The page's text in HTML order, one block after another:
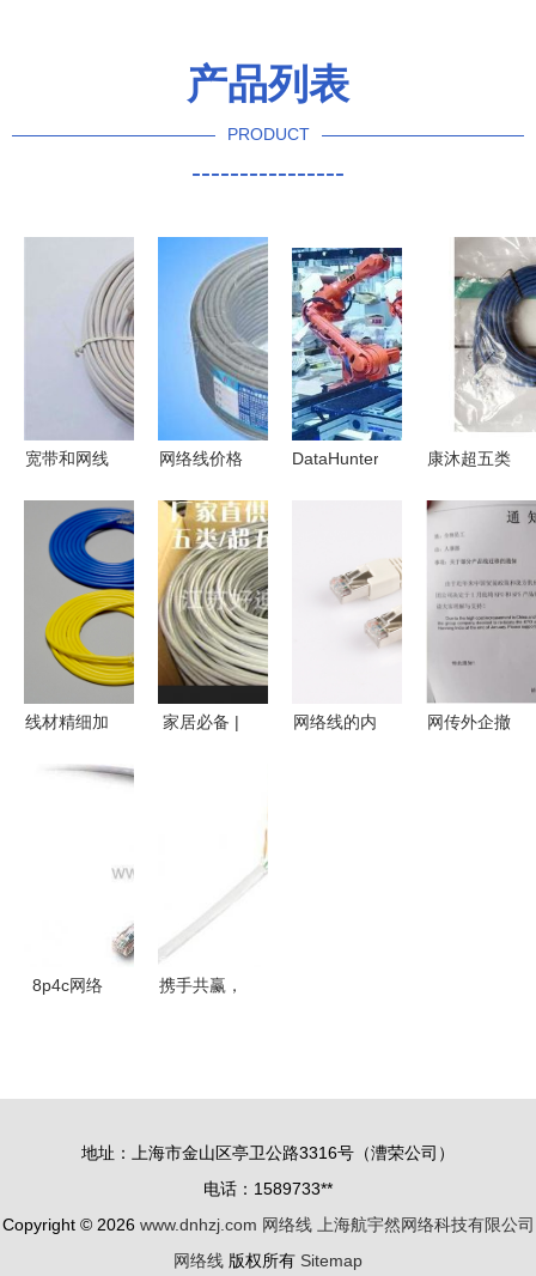
产品列表
PRODUCT
----------------
宽带和网线
区别吗？
网络线价格
位解析 如
何选择最优
产品？
DataHunter
决方案 助
力制造业数
字化转型的
康沐超五类
接线10米蓝
色 价格、
评测与购买
线材精细加
家居必备 |
价比之选
网络线的内
网传外企撤
8p4c网络
携手共赢，
质与实惠的
承诺
地址：上海市金山区亭卫公路3316号（漕荣公司）
电话：1589733**
Copyright © 2026 www.dnhzj.com 网络线 上海航宇然网络科技有限公司
网络线 版权所有 Sitemap